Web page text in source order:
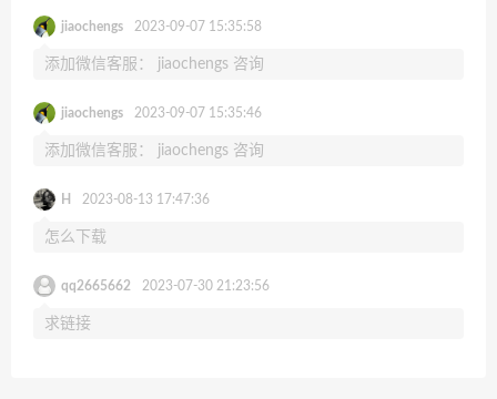
jiaochengs 2023-09-07 15:35:58
添加微信客服： jiaochengs 咨询
jiaochengs 2023-09-07 15:35:46
添加微信客服： jiaochengs 咨询
H 2023-08-13 17:47:36
怎么下载
qq2665662 2023-07-30 21:23:56
求链接